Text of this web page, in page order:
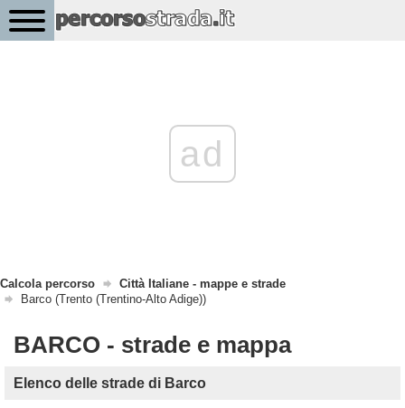
ad
Calcola percorso
Città Italiane - mappe e strade
Barco (Trento (Trentino-Alto Adige))
BARCO - strade e mappa
Elenco delle strade di Barco